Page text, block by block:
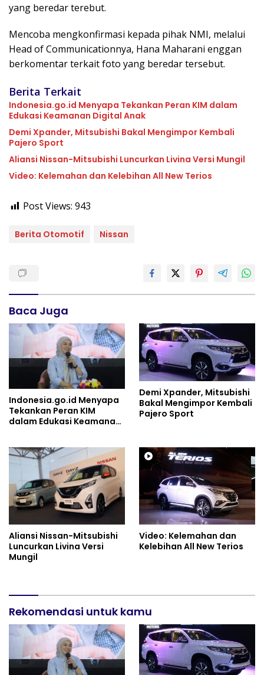
yang beredar terebut.
Mencoba mengkonfirmasi kepada pihak NMI, melalui
Head of Communicationnya, Hana Maharani enggan
berkomentar terkait foto yang beredar tersebut.
Berita Terkait
Indonesia.go.id Menyapa Tekankan Peran KIM dalam
Edukasi Keamanan Digital Anak
Demi Xpander, Mitsubishi Bakal Mengimpor Kembali
Pajero Sport
Aliansi Nissan-Mitsubishi Luncurkan Livina Versi Mungil
Video: Kelemahan dan Kelebihan All New Terios
Post Views: 943
Berita Otomotif Nissan
Baca Juga
Indonesia.go.id Menyapa
Tekankan Peran KIM
dalam Edukasi Keamanan
Demi Xpander, Mitsubishi
Bakal Mengimpor Kembali
Pajero Sport
Aliansi Nissan-Mitsubishi
Luncurkan Livina Versi
Mungil
Video: Kelemahan dan
Kelebihan All New Terios
Rekomendasi untuk kamu